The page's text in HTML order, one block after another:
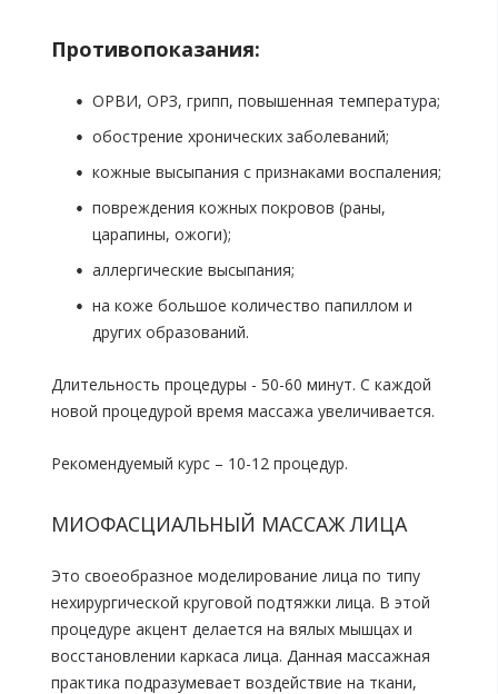
Противопоказания:
ОРВИ, ОРЗ, грипп, повышенная температура;
обострение хронических заболеваний;
кожные высыпания с признаками воспаления;
повреждения кожных покровов (раны,
царапины, ожоги);
аллергические высыпания;
на коже большое количество папиллом и
других образований.
Длительность процедуры - 50-60 минут. С каждой
новой процедурой время массажа увеличивается.
Рекомендуемый курс – 10-12 процедур.
МИОФАСЦИАЛЬНЫЙ МАССАЖ ЛИЦА
Это своеобразное моделирование лица по типу
нехирургической круговой подтяжки лица. В этой
процедуре акцент делается на вялых мышцах и
восстановлении каркаса лица. Данная массажная
практика подразумевает воздействие на ткани,